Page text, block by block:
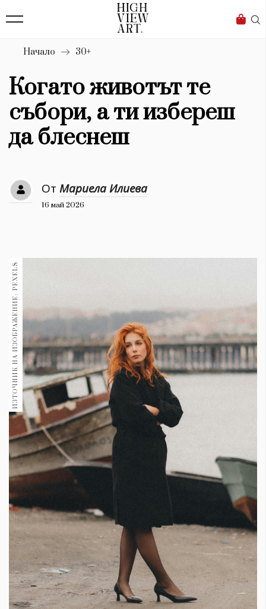
Бизнес
Мода
Dialogue
Изкуство
4340
Красота
Дизайн
Книги
30+
Гурме
Пътувай
237
Здраве 389
Gentlemen
382
Wellness
1817
ПОСЛЕДВАЙТЕ
НИ
Начало 30+
Когато животът те
събори, а ти избереш
да блеснеш
От Мариела Илиева
16 май 2026
ИЗТОЧНИК НА ИЗОБРАЖЕНИЕ: PEXELS